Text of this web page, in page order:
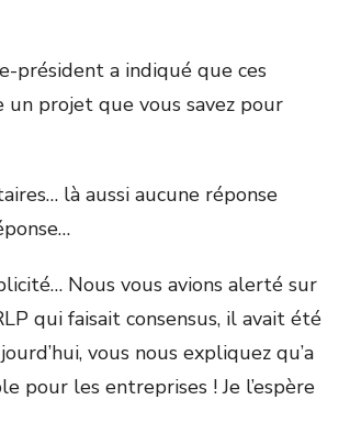
président a indiqué que ces
projet que vous savez pour
là aussi aucune réponse
Nous vous avions alerté sur
qui faisait consensus, il avait été
vous nous expliquez qu’a
pour les entreprises ! Je l’espère